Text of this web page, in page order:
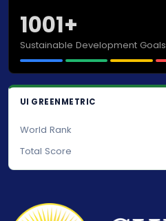
1001+
Sustainable Development Goals
UI GREENMETRIC
World Rank
Total Score